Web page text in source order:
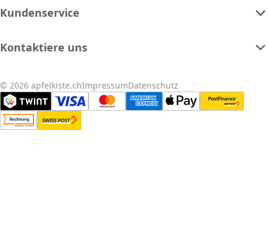
Kundenservice
Kontaktiere uns
© 2026 apfelkiste.chImpressumDatenschutz